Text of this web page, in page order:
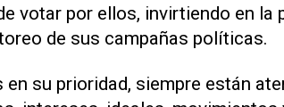
votar por ellos, invirtiendo en la
de sus campañas políticas.
su prioridad, siempre están